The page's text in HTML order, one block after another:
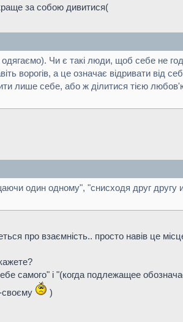
за собою дивитися(
Чи є такі люди, щоб себе не
ворогів, а це означає відривати від
лише себе, або ж ділитися тією
один одному", "снисходя друг другу
про взаємність.. просто навів це
самого" і "(когда подлежащее
своєму
)